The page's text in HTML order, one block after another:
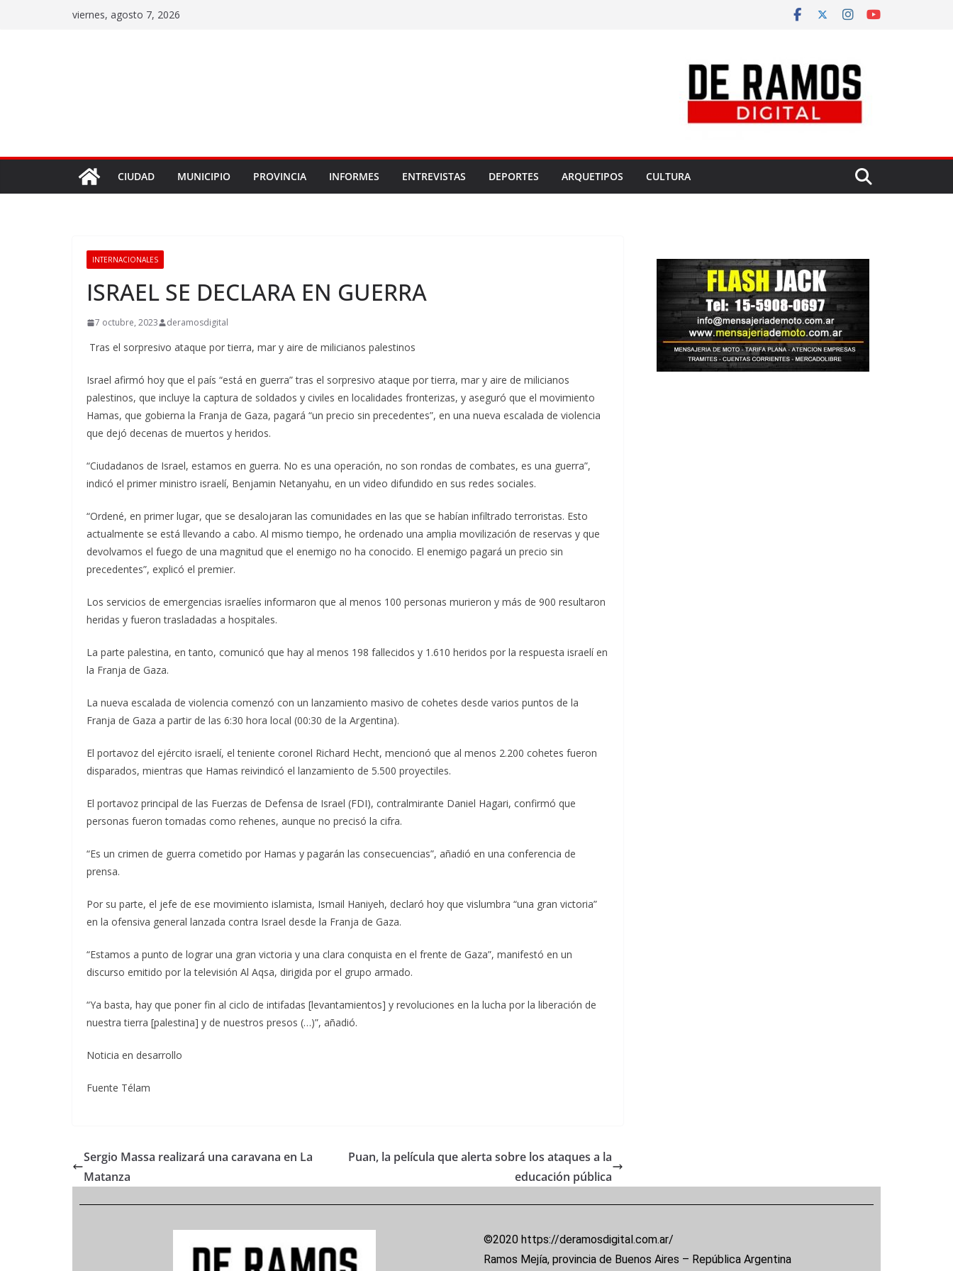
viernes, agosto 7, 2026
CIUDAD MUNICIPIO PROVINCIA INFORMES ENTREVISTAS DEPORTES ARQUETIPOS CULTURA
INTERNACIONALES
ISRAEL SE DECLARA EN GUERRA
7 octubre, 2023 deramosdigital
Tras el sorpresivo ataque por tierra, mar y aire de milicianos palestinos
Israel afirmó hoy que el país “está en guerra” tras el sorpresivo ataque por tierra, mar y aire de milicianos
palestinos, que incluye la captura de soldados y civiles en localidades fronterizas, y aseguró que el movimiento
Hamas, que gobierna la Franja de Gaza, pagará “un precio sin precedentes”, en una nueva escalada de violencia
que dejó decenas de muertos y heridos.
“Ciudadanos de Israel, estamos en guerra. No es una operación, no son rondas de combates, es una guerra”,
indicó el primer ministro israelí, Benjamin Netanyahu, en un video difundido en sus redes sociales.
“Ordené, en primer lugar, que se desalojaran las comunidades en las que se habían infiltrado terroristas. Esto
actualmente se está llevando a cabo. Al mismo tiempo, he ordenado una amplia movilización de reservas y que
devolvamos el fuego de una magnitud que el enemigo no ha conocido. El enemigo pagará un precio sin
precedentes”, explicó el premier.
Los servicios de emergencias israelíes informaron que al menos 100 personas murieron y más de 900 resultaron
heridas y fueron trasladadas a hospitales.
La parte palestina, en tanto, comunicó que hay al menos 198 fallecidos y 1.610 heridos por la respuesta israelí en
la Franja de Gaza.
La nueva escalada de violencia comenzó con un lanzamiento masivo de cohetes desde varios puntos de la
Franja de Gaza a partir de las 6:30 hora local (00:30 de la Argentina).
El portavoz del ejército israelí, el teniente coronel Richard Hecht, mencionó que al menos 2.200 cohetes fueron
disparados, mientras que Hamas reivindicó el lanzamiento de 5.500 proyectiles.
El portavoz principal de las Fuerzas de Defensa de Israel (FDI), contralmirante Daniel Hagari, confirmó que
personas fueron tomadas como rehenes, aunque no precisó la cifra.
“Es un crimen de guerra cometido por Hamas y pagarán las consecuencias”, añadió en una conferencia de
prensa.
Por su parte, el jefe de ese movimiento islamista, Ismail Haniyeh, declaró hoy que vislumbra “una gran victoria”
en la ofensiva general lanzada contra Israel desde la Franja de Gaza.
“Estamos a punto de lograr una gran victoria y una clara conquista en el frente de Gaza”, manifestó en un
discurso emitido por la televisión Al Aqsa, dirigida por el grupo armado.
“Ya basta, hay que poner fin al ciclo de intifadas [levantamientos] y revoluciones en la lucha por la liberación de
nuestra tierra [palestina] y de nuestros presos (…)”, añadió.
Noticia en desarrollo
Fuente Télam
Sergio Massa realizará una caravana en La
Matanza
Puan, la película que alerta sobre los ataques a la
educación pública
©2020 https://deramosdigital.com.ar/
Ramos Mejía, provincia de Buenos Aires – República Argentina